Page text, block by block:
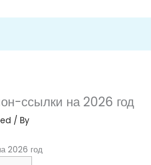
ссылки на 2026 год
/ By
2026 год